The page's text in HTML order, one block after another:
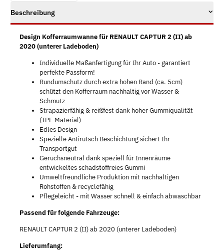
Beschreibung
Design Kofferraumwanne für RENAULT CAPTUR 2 (II) ab
2020 (unterer Ladeboden)
Individuelle Maßanfertigung für Ihr Auto - garantiert
perfekte Passform!
Rundumschutz durch extra hohen Rand (ca. 5cm)
schützt den Kofferraum nachhaltig vor Wasser &
Schmutz
Strapazierfähig & reißfest dank hoher Gummiqualität
(TPE Material)
Edles Design
Spezielle Antirutsch Beschichtung sichert Ihr
Transportgut
Geruchsneutral dank speziell für Innenräume
entwickeltes schadstoffreies Gummi
Umweltfreundliche Produktion mit nachhaltigen
Rohstoffen & recyclefähig
Pflegeleicht - mit Wasser schnell & einfach abwaschbar
Passend für folgende Fahrzeuge:
RENAULT CAPTUR 2 (II) ab 2020 (unterer Ladeboden)
Lieferumfang: